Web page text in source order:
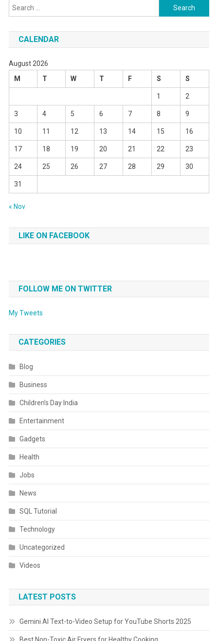
Search
for:
CALENDAR
August 2026
M
T W T F S S
1 2
3 4 5 6 7 8 9
10 11 12 13 14 15 16
17 18 19 20 21 22 23
24 25 26 27 28 29 30
31
« Nov
LIKE ON FACEBOOK
FOLLOW ME ON TWITTER
My Tweets
CATEGORIES
Blog
Business
Children’s Day India
Entertainment
Gadgets
Health
Jobs
News
SQL Tutorial
Technology
Uncategorized
Videos
LATEST POSTS
Gemini AI Text-to-Video Setup for YouTube Shorts 2025